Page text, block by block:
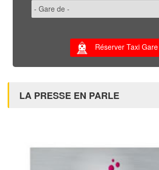
Réserver Taxi Gare
LA PRESSE EN PARLE